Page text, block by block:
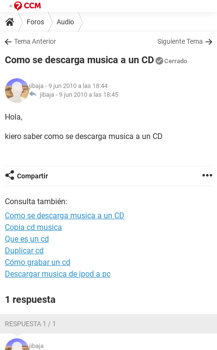
Foros Audio
Tema Anterior Siguiente Tema
Como se descarga musica a un CD Cerrado
jibaja - 9 jun 2010 a las 18:44
jibaja - 9 jun 2010 a las 18:45
Hola,
kiero saber como se descarga musica a un CD
Compartir
Consulta también:
Como se descarga musica a un CD
Copia cd musica
Que es un cd
Duplicar cd
Cómo grabar un cd
Descargar musica de ipod a pc
1 respuesta
RESPUESTA 1 / 1
jibaja